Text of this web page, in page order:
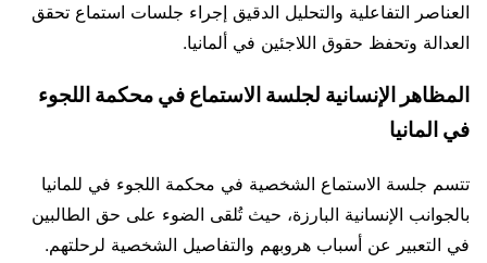
العناصر التفاعلية والتحليل الدقيق إجراء جلسات استماع تحقق
العدالة وتحفظ حقوق اللاجئين في ألمانيا.
المظاهر الإنسانية لجلسة الاستماع في محكمة اللجوء
في المانيا
تتسم جلسة الاستماع الشخصية في محكمة اللجوء في للمانيا
بالجوانب الإنسانية البارزة، حيث تُلقى الضوء على حق الطالبين
في التعبير عن أسباب هروبهم والتفاصيل الشخصية لرحلتهم.